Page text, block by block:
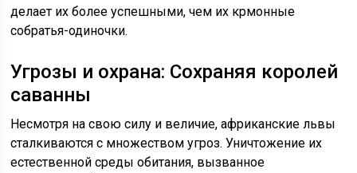
делает их более успешными, чем их крмонные
собратья-одиночки.
Угрозы и охрана: Сохраняя королей
саванны
Несмотря на свою силу и величие, африканские львы
сталкиваются с множеством угроз. Уничтожение их
естественной среды обитания, вызванное